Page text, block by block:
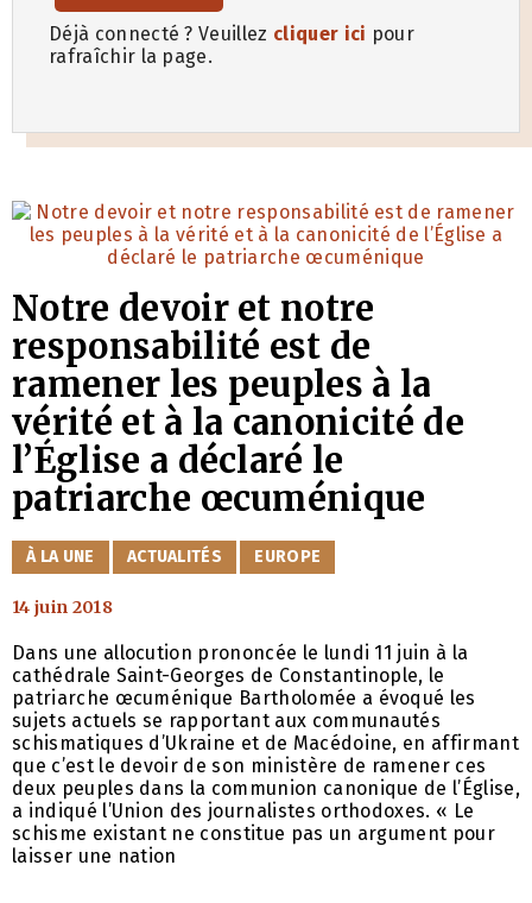
Déjà connecté ? Veuillez cliquer ici pour
rafraîchir la page.
Notre devoir et notre
responsabilité est de
ramener les peuples à la
vérité et à la canonicité de
l’Église a déclaré le
patriarche œcuménique
CATÉGORIES
À LA UNE ACTUALITÉS EUROPE
14 juin 2018
Dans une allocution prononcée le lundi 11 juin à la
cathédrale Saint-Georges de Constantinople, le
patriarche œcuménique Bartholomée a évoqué les
sujets actuels se rapportant aux communautés
schismatiques d’Ukraine et de Macédoine, en affirmant
que c’est le devoir de son ministère de ramener ces
deux peuples dans la communion canonique de l’Église,
a indiqué l’Union des journalistes orthodoxes. « Le
schisme existant ne constitue pas un argument pour
laisser une nation